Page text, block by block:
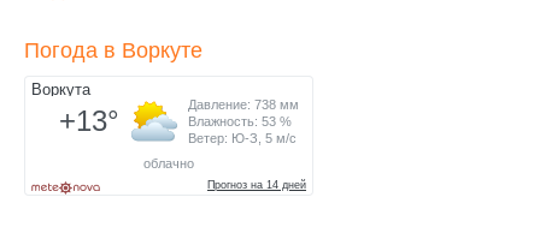
Погода в Воркуте